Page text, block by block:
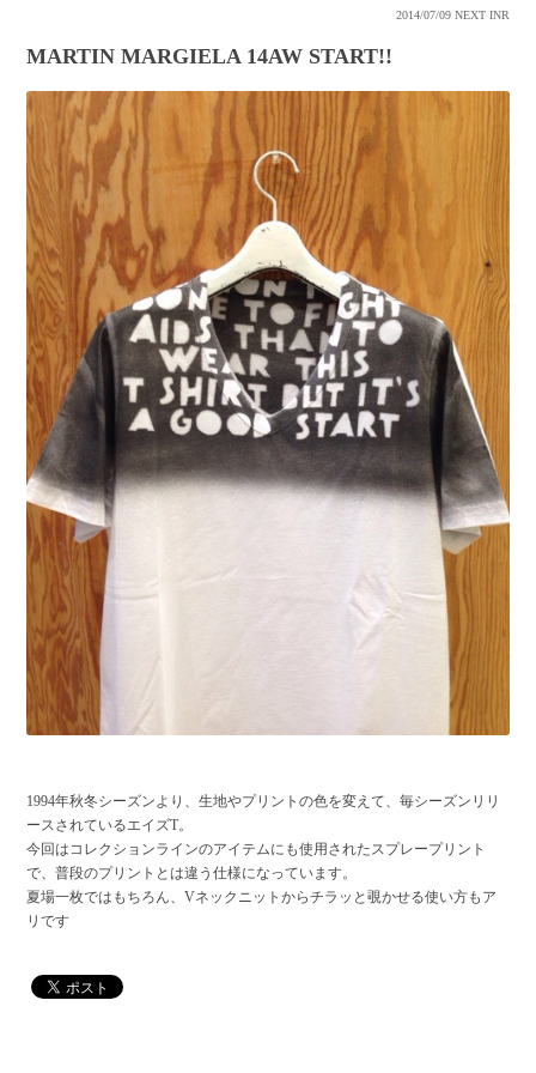
2014/07/09 NEXT INR
MARTIN MARGIELA 14AW START!!
1994年秋冬シーズンより、生地やプリントの色を変えて、毎シーズンリリ
ースされているエイズT。
今回はコレクションラインのアイテムにも使用されたスプレープリント
で、普段のプリントとは違う仕様になっています。
夏場一枚ではもちろん、Vネックニットからチラッと覗かせる使い方もア
リです